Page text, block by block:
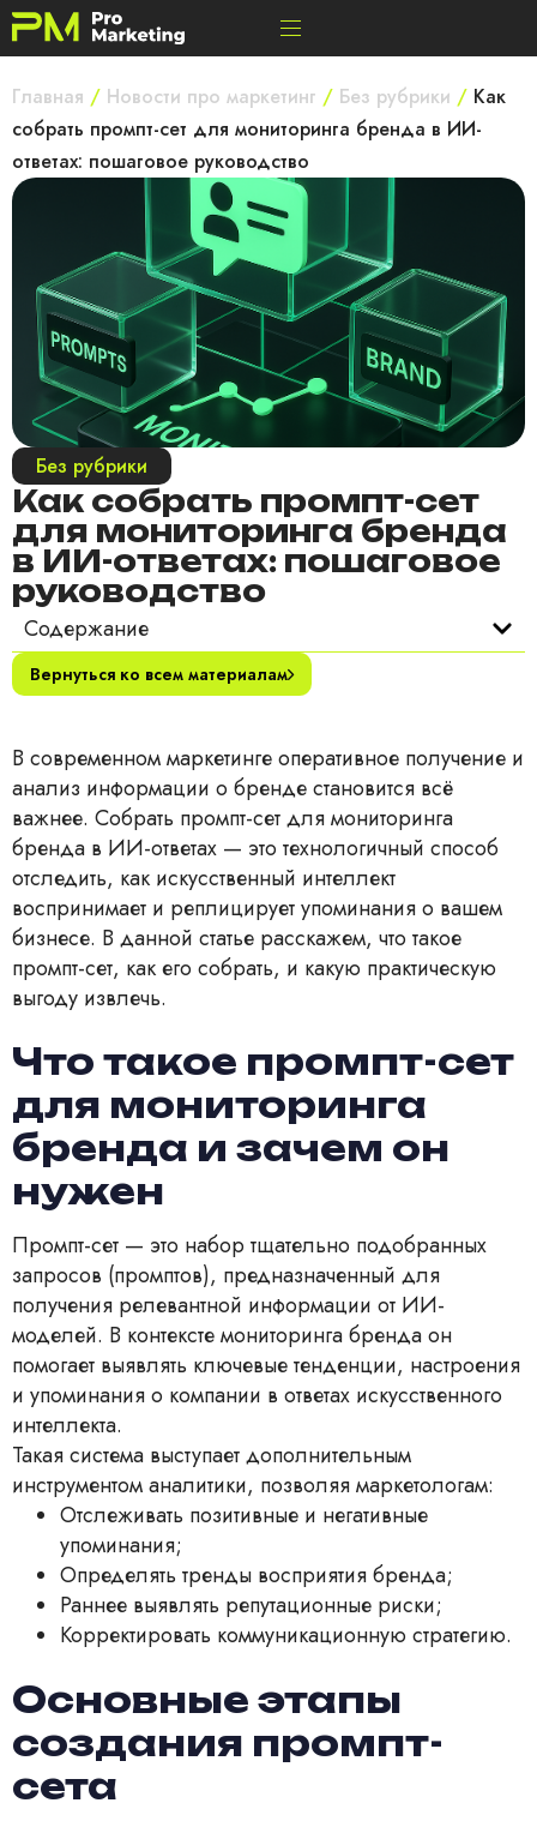
Главная / Новости про маркетинг / Без рубрики / Как
собрать промпт-сет для мониторинга бренда в ИИ-
ответах: пошаговое руководство
Без рубрики
Как собрать промпт-сет
для мониторинга бренда
в ИИ-ответах: пошаговое
руководство
Содержание
Вернуться ко всем материалам
В современном маркетинге оперативное получение и
анализ информации о бренде становится всё
важнее. Собрать промпт-сет для мониторинга
бренда в ИИ-ответах — это технологичный способ
отследить, как искусственный интеллект
воспринимает и реплицирует упоминания о вашем
бизнесе. В данной статье расскажем, что такое
промпт-сет, как его собрать, и какую практическую
выгоду извлечь.
Что такое промпт-сет
для мониторинга
бренда и зачем он
нужен
Промпт-сет — это набор тщательно подобранных
запросов (промптов), предназначенный для
получения релевантной информации от ИИ-
моделей. В контексте мониторинга бренда он
помогает выявлять ключевые тенденции, настроения
и упоминания о компании в ответах искусственного
интеллекта.
Такая система выступает дополнительным
инструментом аналитики, позволяя маркетологам:
Отслеживать позитивные и негативные
упоминания;
Определять тренды восприятия бренда;
Раннее выявлять репутационные риски;
Корректировать коммуникационную стратегию.
Основные этапы
создания промпт-
сета